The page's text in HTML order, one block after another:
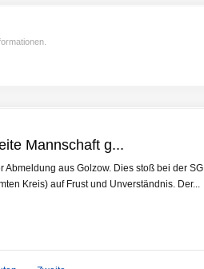
Mannschaft g...
aus Golzow. Dies stoß bei der SG
Kreis) auf Frust und Unverständnis. Der...